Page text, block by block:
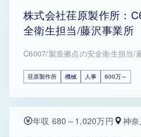
株式会社荏原製作所：
全衛生担当/藤沢事業所
C6007/製造拠点の安全衛生担当/
荏原製作所 機械 人事 600万～
年収 680～1,020万円 神